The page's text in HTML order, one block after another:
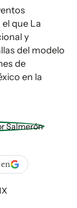
que La
y
del modelo
de
en la